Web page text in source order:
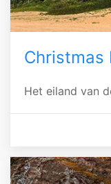
Christmas
Het eiland van